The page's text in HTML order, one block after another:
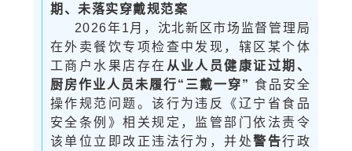
期、未落实穿戴规范案
2026年1月，沈北新区市场监督管理局
在外卖餐饮专项检查中发现，辖区某个体
工商户水果店存在 从业人员健康证过期、
厨房作业人员未履行“三戴一穿” 食品安全
操作规范问题。该行为违反《辽宁省食品
安全条例》相关规定，监管部门依法责令
该单位立即改正违法行为，并处警告行政